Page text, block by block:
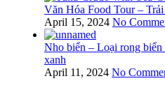
Văn Hóa Food Tour –
April 15, 2024 No
Nho biển – Loại rong
xanh
April 11, 2024 No